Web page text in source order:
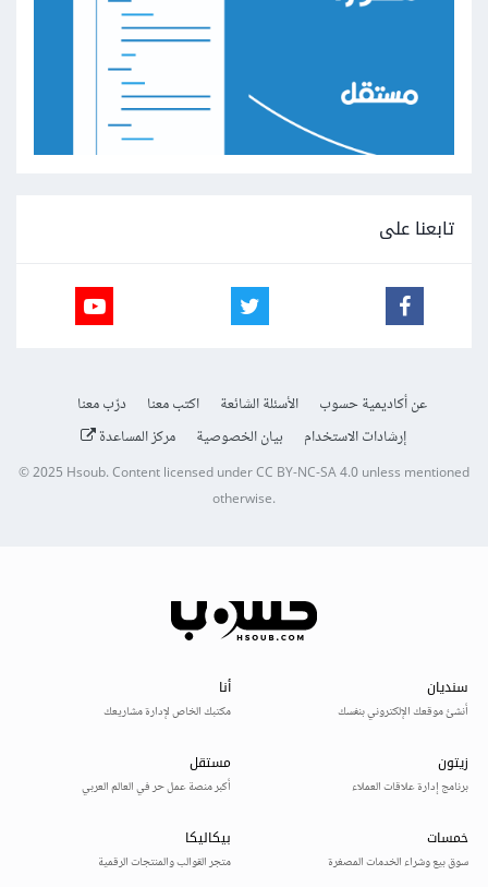
تابعنا على
عن أكاديمية حسوب الأسئلة الشائعة اكتب معنا
درّب معنا
إرشادات الاستخدام
بيان الخصوصية مركز المساعدة
© 2025Hsoub.Content licensed underCC BY-NC-SA 4.0unless mentioned
otherwise.